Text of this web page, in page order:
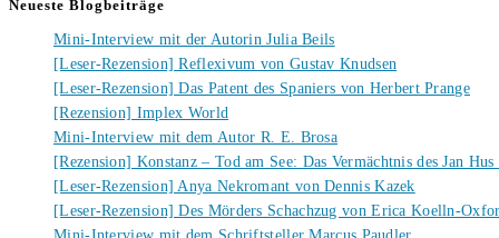
Neueste Blogbeiträge
Mini-Interview mit der Autorin Julia Beils
[Leser-Rezension] Reflexivum von Gustav Knudsen
[Leser-Rezension] Das Patent des Spaniers von Herbert Prange
[Rezension] Implex World
Mini-Interview mit dem Autor R. E. Brosa
[Rezension] Konstanz – Tod am See: Das Vermächtnis des Jan
[Leser-Rezension] Anya Nekromant von Dennis Kazek
[Leser-Rezension] Des Mörders Schachzug von Erica Koelln-